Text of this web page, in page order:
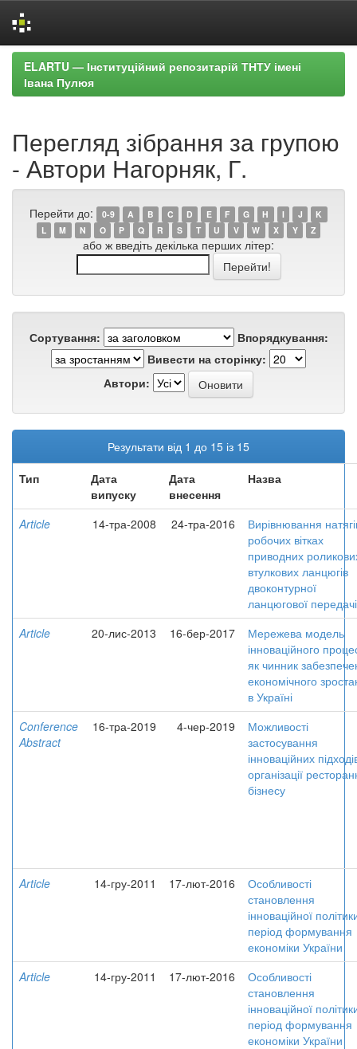
Skip
navigation
ELARTU — Інституційний репозитарій ТНТУ імені
Івана Пулюя
Перегляд зібрання за групою
- Автори Нагорняк, Г.
Перейти до: 0-9 A B C D E F G H I J
K
L
M N O P Q R S T U V W X Y Z
або ж введіть декілька перших літер:
Сортування:
Впорядкування:
Вивести на сторінку:
Автори:
Результати від 1 до 15 із 15
Тип
Дата
випуску
Дата
внесення
Назва
Article 14-тра-2008 24-тра-2016
Вирівнювання
робочих вітках
приводних
втулкових ланцюгів
двоконтурної
ланцюгової передачі
Article
20-лис-2013 16-бер-2017
Мережева модель
інноваційного
як чинник
економічного
в Україні
Conference
Abstract
16-тра-2019 4-чер-2019
Можливості
застосування
інноваційних
організації
бізнесу
Article 14-гру-2011 17-лют-2016
Особливості
становлення
інноваційної
період формування
економіки України
Article
14-гру-2011 17-лют-2016
Особливості
становлення
інноваційної
період формування
економіки України